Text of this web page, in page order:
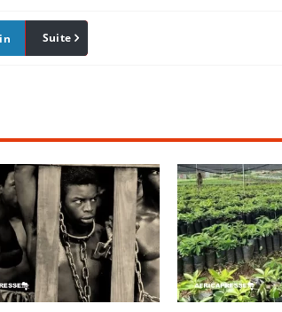
Pinterest
Suite